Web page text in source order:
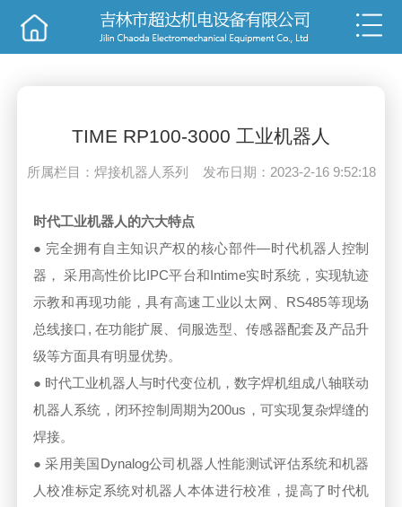
TIME RP100-3000 工业机器人
所属栏目：焊接机器人系列 发布日期：2023-2-16 9:52:18
时代工业机器人的六大特点
● 完全拥有自主知识产权的核心部件—时代机器人控制
器， 采用高性价比IPC平台和Intime实时系统，实现轨迹
示教和再现功能，具有高速工业以太网、RS485等现场
总线接口, 在功能扩展、伺服选型、传感器配套及产品升
级等方面具有明显优势。
● 时代工业机器人与时代变位机，数字焊机组成八轴联动
机器人系统，闭环控制周期为200us，可实现复杂焊缝的
焊接。
● 采用美国Dynalog公司机器人性能测试评估系统和机器
人校准标定系统对机器人本体进行校准，提高了时代机